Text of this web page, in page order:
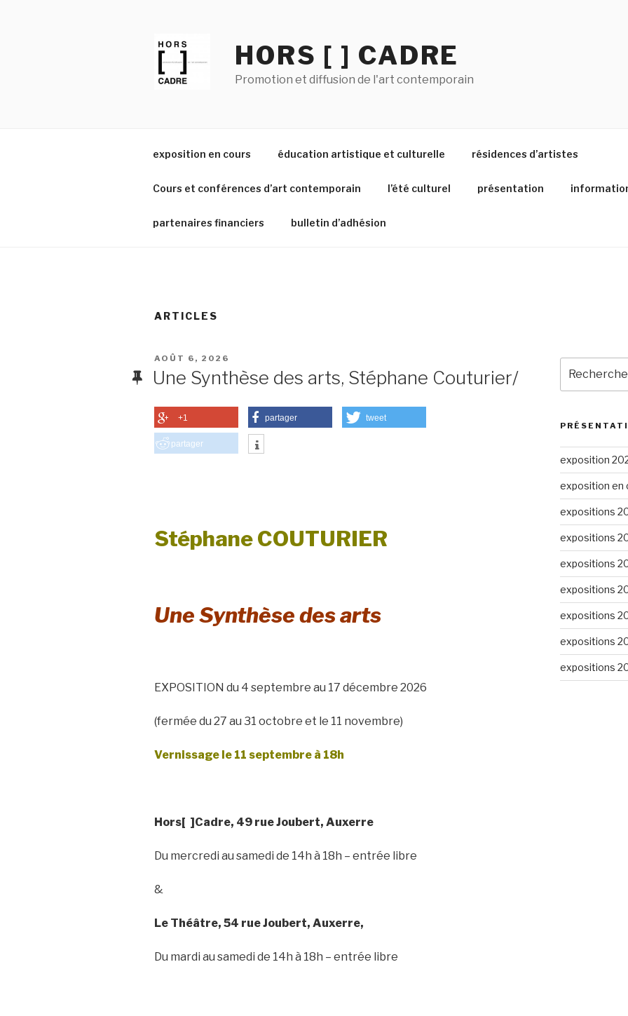
HORS [ ] CADRE
Promotion et diffusion de l'art contemporain
exposition en cours éducation artistique et culturelle résidences d’artistes
Cours et conférences d’art contemporain l’été culturel présentation
partenaires financiers bulletin d’adhésion
ARTICLES
PUBLIÉ
AOÛT 6, 2026
Une Synthèse des arts, Stéphane Couturier/
+1 partager tweet
partager
Stéphane COUTURIER
Une Synthèse des arts
EXPOSITION du 4 septembre au 17 décembre 2026
(fermée du 27 au 31 octobre et le 11 novembre)
Vernissage le 11 septembre à 18h
Hors[ ]Cadre, 49 rue Joubert, Auxerre
Du mercredi au samedi de 14h à 18h – entrée libre
&
Le Théâtre, 54 rue Joubert, Auxerre,
Du mardi au samedi de 14h à 18h – entrée libre
pour
:
exposition
exposition en
expositions
expositions
expositions
expositions
expositions
expositions
expositions